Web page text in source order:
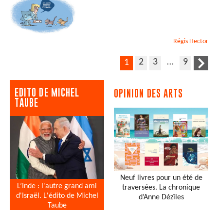
Régis Hector
1 2 3 … 9
EDITO DE MICHEL
TAUBE
L’Inde : l'autre grand ami
d'Israël. L'édito de Michel
Taube
OPINION DES ARTS
Neuf livres pour un été de
traversées. La chronique
d’Anne Dézîles